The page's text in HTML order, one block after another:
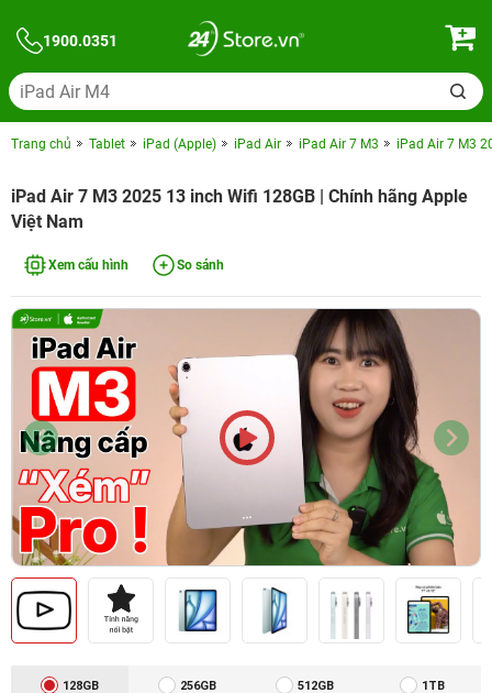
1900.0351
Trang chủ Tablet iPad (Apple) iPad Air iPad Air 7 M3 iPad Air 7 M3
iPad Air 7 M3 2025 13 inch Wifi 128GB | Chính hãng Apple
Việt Nam
Xem cấu hình So sánh
128GB 256GB 512GB 1TB